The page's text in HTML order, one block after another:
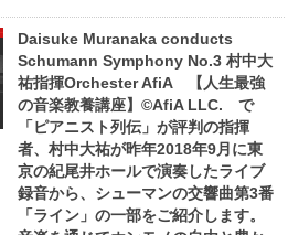
Daisuke Muranaka conducts
Schumann Symphony No.3 村中大
祐指揮Orchester AfiA 【人生最強
の音楽教養講座】©AfiA LLC. で
「ピアニスト列伝」が評判の指揮
者、村中大祐が昨年2018年9月に東
京の紀尾井ホールで演奏したライブ
録音から、シューマンの交響曲第3番
「ライン」の一部をご紹介します。